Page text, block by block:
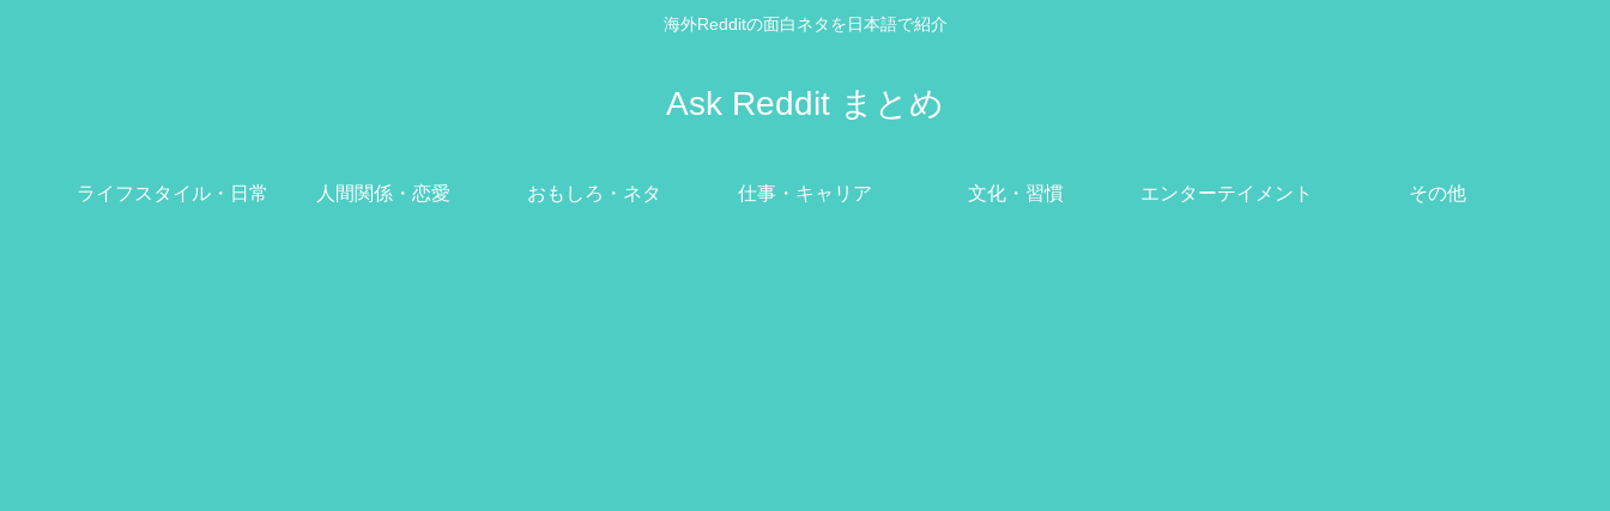
海外Redditの面白ネタを日本語で紹介
Ask Reddit まとめ
ライフスタイル・日常 人間関係・恋愛 おもしろ・ネタ 仕事・キャリア 文化・習慣 エンターテイメント その他